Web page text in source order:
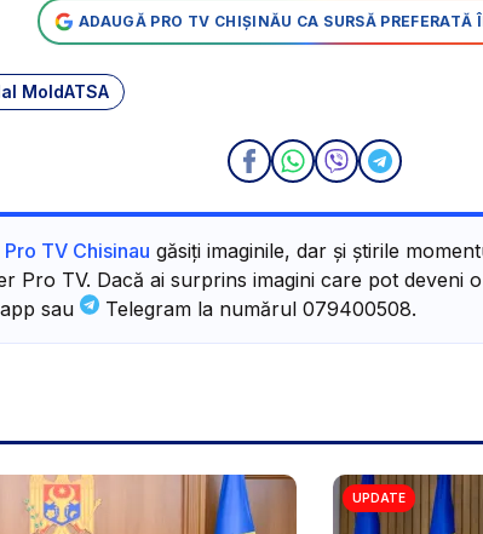
ADAUGĂ PRO TV CHIȘINĂU CA SURSĂ PREFERATĂ
MoldATSA
Pro TV Chisinau găsiți imaginile, dar și știrile
Pro TV. Dacă ai surprins imagini care pot deveni
sau Telegram la numărul 079400508.
UPDATE